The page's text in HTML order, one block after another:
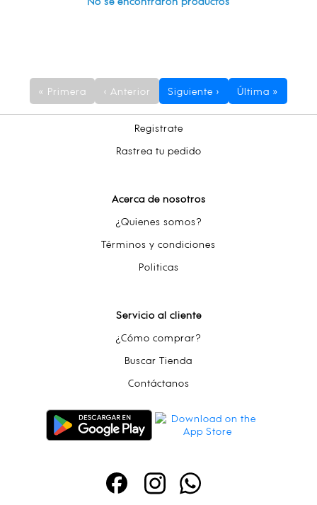
« Primera ‹ Anterior Siguiente › Última »
Registrate
Rastrea tu pedido
Acerca de nosotros
¿Quienes somos?
Términos y condiciones
Politicas
Servicio al cliente
¿Cómo comprar?
Buscar Tienda
Contáctanos